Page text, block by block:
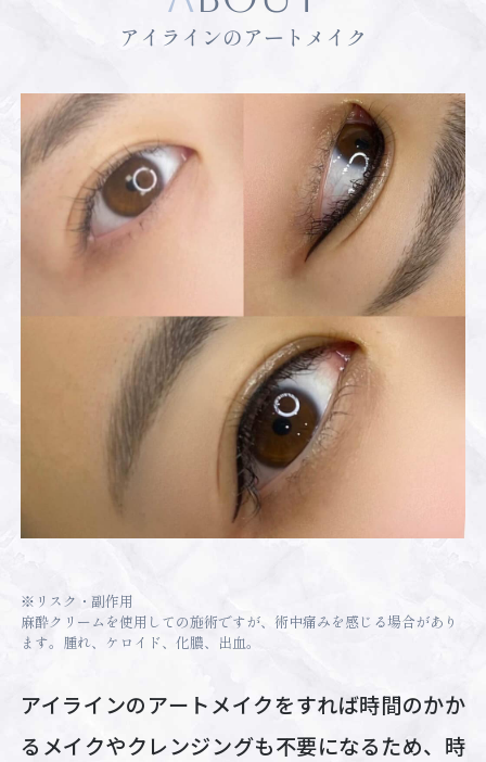
アイラインのアートメイク
※リスク・副作用
麻酔クリームを使用しての施術ですが、術中痛みを感じる場合があり
ます。腫れ、ケロイド、化膿、出血。
アイラインのアートメイクをすれば時間のかか
るメイクやクレンジングも不要になるため、時